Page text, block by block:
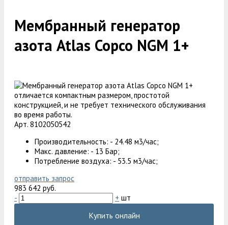
Мембранный генератор
азота Atlas Copco NGM 1+
Арт. 8102050542
Производительность: - 24.48 м3/час;
Макс. давление: - 13 Бар;
Потребление воздуха: - 53.5 м3/час;
отправить запрос
983 642 руб.
-
+ шт
Купить онлайн